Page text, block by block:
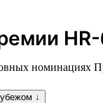
номинациях
↓